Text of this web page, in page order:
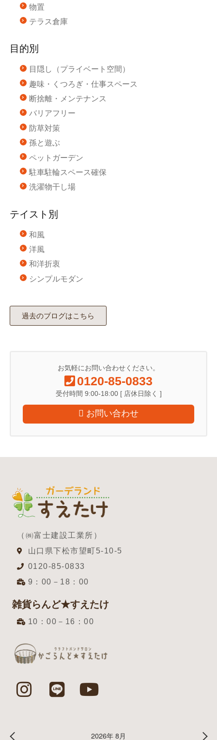
物置
テラス倉庫
目的別
目隠し（プライベート空間）
趣味・くつろぎ・仕事スペース
断捨離・メンテナンス
バリアフリー
防草対策
孫と遊ぶ
ペットガーデン
駐車駐輪スペース確保
洗濯物干し場
テイスト別
和風
洋風
和洋折衷
シンプルモダン
過去のブログはこちら
お気軽にお問い合わせください。
0120-85-0833
受付時間 9:00-18:00 [ 店休日除く ]
お問い合わせ
（㈱富士建設工業所）
山口県下松市望町5-10-5
0120-85-0833
9：00－18：00
雑貨らんど★すえたけ
10：00－16：00
2026年 8月